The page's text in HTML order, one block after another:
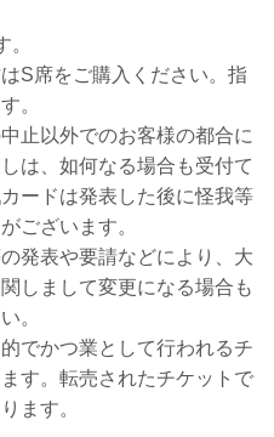
S席をご購入ください。指
。
止以外でのお客様の都合に
は、如何なる場合も受付て
ードは発表した後に怪我等
ございます。
発表や要請などにより、大
しまして変更になる場合も
。
でかつ業として行われるチ
す。転売されたチケットで
ます。